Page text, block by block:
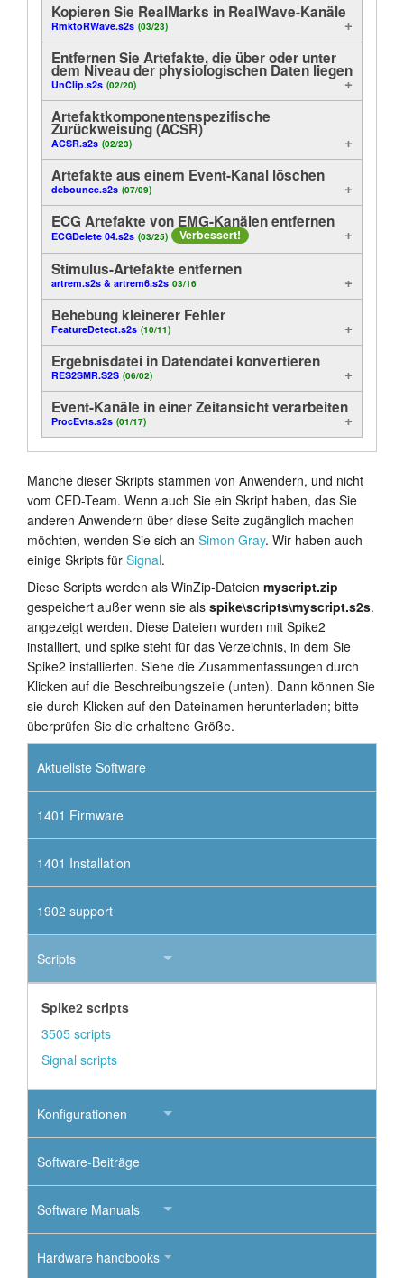
Kopieren Sie RealMarks in RealWave-Kanäle
RmktoRWave.s2s (03/23)
Entfernen Sie Artefakte, die über oder unter
dem Niveau der physiologischen Daten liegen
UnClip.s2s (02/20)
Artefaktkomponentenspezifische
Zurückweisung (ACSR)
ACSR.s2s (02/23)
Artefakte aus einem Event-Kanal löschen
debounce.s2s (07/09)
ECG Artefakte von EMG-Kanälen entfernen
ECGDelete 04.s2s (03/25) Verbessert!
Stimulus-Artefakte entfernen
artrem.s2s & artrem6.s2s 03/16
Behebung kleinerer Fehler
FeatureDetect.s2s (10/11)
Ergebnisdatei in Datendatei konvertieren
RES2SMR.S2S (06/02)
Event-Kanäle in einer Zeitansicht verarbeiten
ProcEvts.s2s (01/17)
Manche dieser Skripts stammen von Anwendern, und nicht
vom CED-Team. Wenn auch Sie ein Skript haben, das Sie
anderen Anwendern über diese Seite zugänglich machen
möchten, wenden Sie sich an Simon Gray. Wir haben auch
einige Skripts für Signal.
Diese Scripts werden als WinZip-Dateien myscript.zip
gespeichert außer wenn sie als spike\scripts\myscript.s2s.
angezeigt werden. Diese Dateien wurden mit Spike2
installiert, und spike steht für das Verzeichnis, in dem Sie
Spike2 installierten. Siehe die Zusammenfassungen durch
Klicken auf die Beschreibungszeile (unten). Dann können Sie
sie durch Klicken auf den Dateinamen herunterladen; bitte
überprüfen Sie die erhaltene Größe.
Aktuellste Software
1401 Firmware
1401 Installation
1902 support
Scripts
Spike2 scripts
3505 scripts
Signal scripts
Konfigurationen
Software-Beiträge
Software Manuals
Hardware handbooks